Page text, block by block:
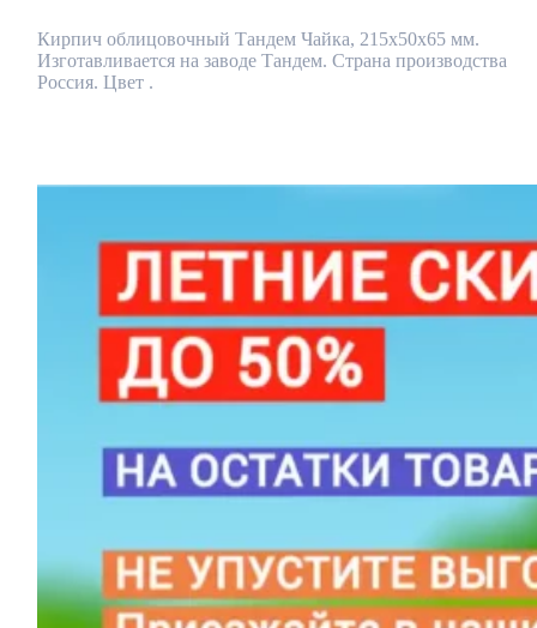
мм
Кирпич облицовочный Тандем Чайка, 215x50x65 мм.
Изготавливается на заводе Тандем. Страна производства
Россия. Цвет .